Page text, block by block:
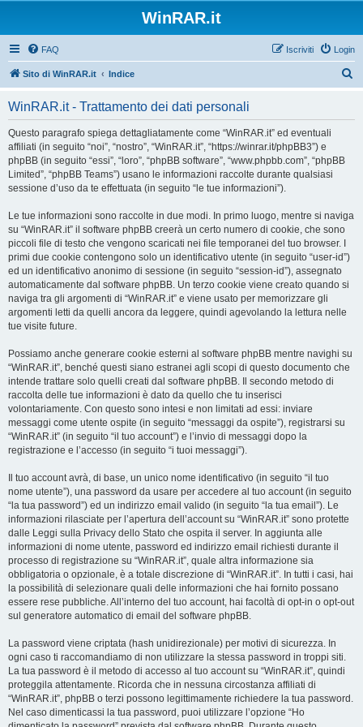
WinRAR.it
FAQ Login
Iscriviti
Sito di WinRAR.it Indice
WinRAR.it - Trattamento dei dati personali
Questo paragrafo spiega dettagliatamente come “WinRAR.it” ed eventuali
affiliati (in seguito “noi”, “nostro”, “WinRAR.it”, “https://winrar.it/phpBB3”) e
phpBB (in seguito “essi”, “loro”, “phpBB software”, “www.phpbb.com”, “phpBB
Limited”, “phpBB Teams”) usano le informazioni raccolte durante qualsiasi
sessione d’uso da te effettuata (in seguito “le tue informazioni”).
Le tue informazioni sono raccolte in due modi. In primo luogo, mentre si naviga
su “WinRAR.it” il software phpBB creerà un certo numero di cookie, che sono
piccoli file di testo che vengono scaricati nei file temporanei del tuo browser. I
primi due cookie contengono solo un identificativo utente (in seguito “user-id”)
ed un identificativo anonimo di sessione (in seguito “session-id”), assegnato
automaticamente dal software phpBB. Un terzo cookie viene creato quando si
naviga tra gli argomenti di “WinRAR.it” e viene usato per memorizzare gli
argomenti letti da quelli ancora da leggere, quindi agevolando la lettura nelle
tue visite future.
Possiamo anche generare cookie esterni al software phpBB mentre navighi su
“WinRAR.it”, benché questi siano estranei agli scopi di questo documento che
intende trattare solo quelli creati dal software phpBB. Il secondo metodo di
raccolta delle tue informazioni è dato da quello che tu inserisci
volontariamente. Con questo sono intesi e non limitati ad essi: inviare
messaggi come utente ospite (in seguito “messaggi da ospite”), registrarsi su
“WinRAR.it” (in seguito “il tuo account”) e l’invio di messaggi dopo la
registrazione e l’accesso (in seguito “i tuoi messaggi”).
Il tuo account avrà, di base, un unico nome identificativo (in seguito “il tuo
nome utente”), una password da usare per accedere al tuo account (in seguito
“la tua password”) ed un indirizzo email valido (in seguito “la tua email”). Le
informazioni rilasciate per l’apertura dell’account su “WinRAR.it” sono protette
dalle Leggi sulla Privacy dello Stato che ospita il server. In aggiunta alle
informazioni di nome utente, password ed indirizzo email richiesti durante il
processo di registrazione su “WinRAR.it”, quale altra informazione sia
obbligatoria o opzionale, è a totale discrezione di “WinRAR.it”. In tutti i casi, hai
la possibilità di selezionare quali delle informazioni che hai fornito possano
essere rese pubbliche. All’interno del tuo account, hai facoltà di opt-in o opt-out
sul generatore automatico di email del software phpBB.
La password viene criptata (hash unidirezionale) per motivi di sicurezza. In
ogni caso ti raccomandiamo di non utilizzare la stessa password in troppi siti.
La tua password è il metodo di accesso al tuo account su “WinRAR.it”, quindi
proteggila attentamente. Ricorda che in nessuna circostanza affiliati di
“WinRAR.it”, phpBB o terzi possono legittimamente richiedere la tua password.
Nel caso dimenticassi la tua password, puoi utilizzare l’opzione “Ho